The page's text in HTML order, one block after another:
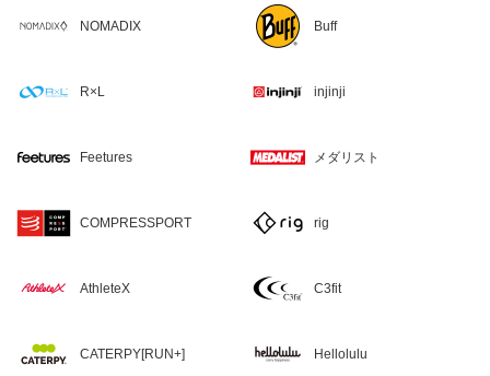
NOMADIX Buff
R×L injinji
Feetures メダリスト
COMPRESSPORT rig
AthleteX C3fit
CATERPY[RUN+] Hellolulu